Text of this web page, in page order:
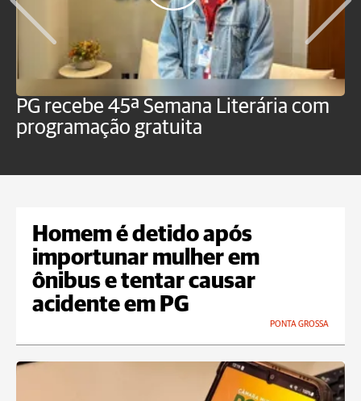
PG recebe 45ª Semana Literária com
programação gratuita
Homem é detido após
importunar mulher em
ônibus e tentar causar
acidente em PG
PONTA GROSSA